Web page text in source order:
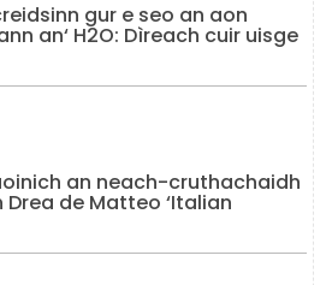
gur e seo an aon
an‘ H2O: Dìreach cuir uisge
an neach-cruthachaidh
Drea de Matteo ‘Italian